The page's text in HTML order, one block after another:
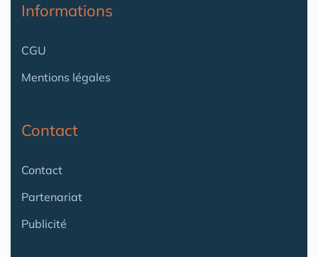
Informations
CGU
Mentions légales
Contact
Contact
Partenariat
Publicité